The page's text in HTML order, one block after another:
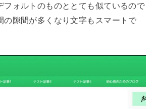
フォルトのものととても似ているので
の隙間が多くなり文字もスマートで